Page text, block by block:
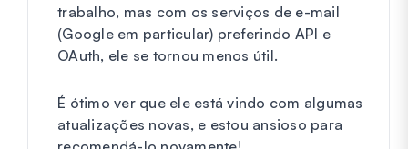
trabalho, mas com os serviços de e-mail
(Google em particular) preferindo API e
OAuth, ele se tornou menos útil.
É ótimo ver que ele está vindo com algumas
atualizações novas, e estou ansioso para